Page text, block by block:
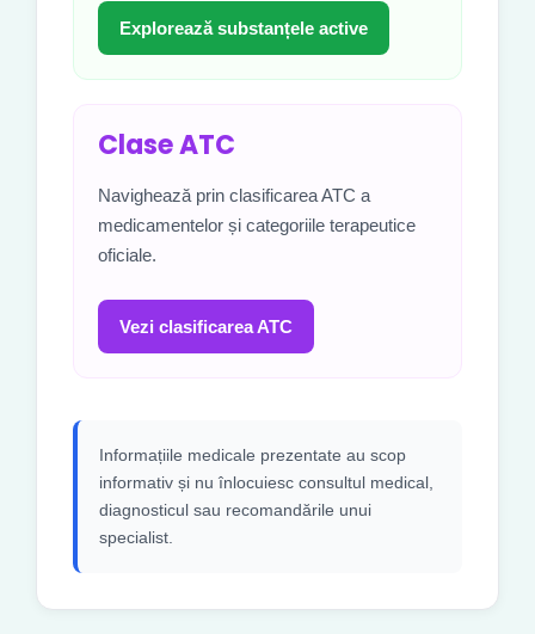
Explorează substanțele active
Clase ATC
Navighează prin clasificarea ATC a
medicamentelor și categoriile terapeutice
oficiale.
Vezi clasificarea ATC
Informațiile medicale prezentate au scop
informativ și nu înlocuiesc consultul medical,
diagnosticul sau recomandările unui
specialist.